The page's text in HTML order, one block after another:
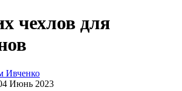
чехлов для
Ивченко
Июнь 2023